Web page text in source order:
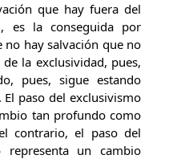
que hay fuera del
es la conseguida por
no hay salvación que no
la exclusividad, pues,
pues, sigue estando
paso del exclusivismo
tan profundo como
contrario, el paso del
representa un cambio